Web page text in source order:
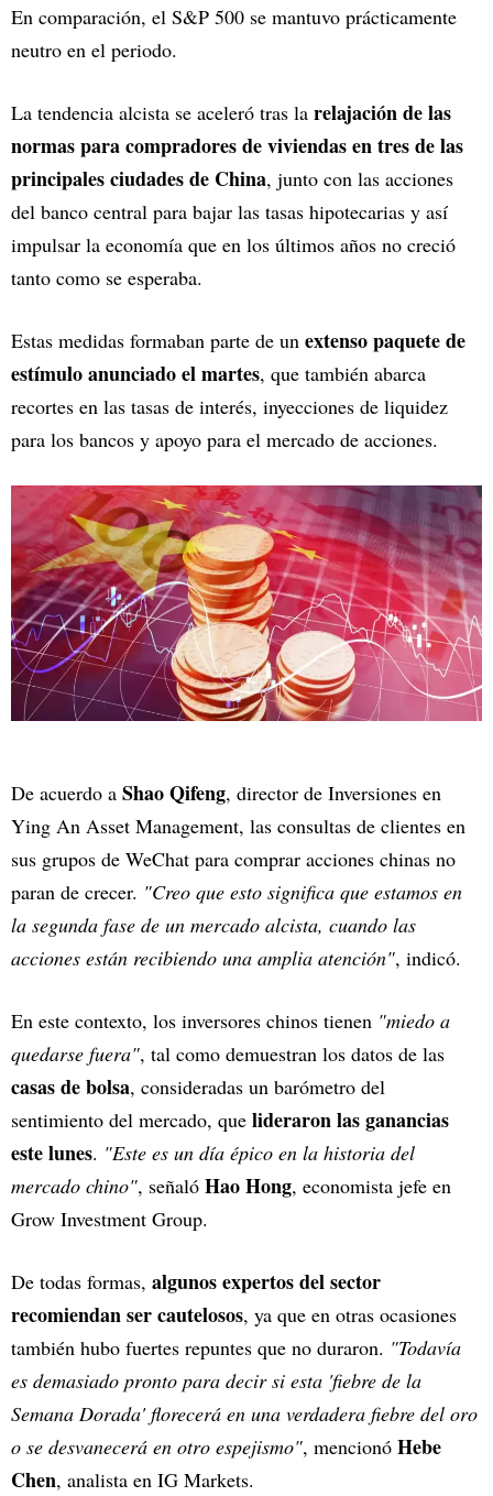
En comparación, el S&P 500 se mantuvo prácticamente
neutro en el periodo.
La tendencia alcista se aceleró tras la relajación de las
normas para compradores de viviendas en tres de las
principales ciudades de China, junto con las acciones
del banco central para bajar las tasas hipotecarias y así
impulsar la economía que en los últimos años no creció
tanto como se esperaba.
Estas medidas formaban parte de un extenso paquete de
estímulo anunciado el martes, que también abarca
recortes en las tasas de interés, inyecciones de liquidez
para los bancos y apoyo para el mercado de acciones.
De acuerdo a Shao Qifeng, director de Inversiones en
Ying An Asset Management, las consultas de clientes en
sus grupos de WeChat para comprar acciones chinas no
paran de crecer. "Creo que esto significa que estamos en
la segunda fase de un mercado alcista, cuando las
acciones están recibiendo una amplia atención", indicó.
En este contexto, los inversores chinos tienen "miedo a
quedarse fuera", tal como demuestran los datos de las
casas de bolsa, consideradas un barómetro del
sentimiento del mercado, que lideraron las ganancias
este lunes. "Este es un día épico en la historia del
mercado chino", señaló Hao Hong, economista jefe en
Grow Investment Group.
De todas formas, algunos expertos del sector
recomiendan ser cautelosos, ya que en otras ocasiones
también hubo fuertes repuntes que no duraron. "Todavía
es demasiado pronto para decir si esta 'fiebre de la
Semana Dorada' florecerá en una verdadera fiebre del oro
o se desvanecerá en otro espejismo", mencionó Hebe
Chen, analista en IG Markets.